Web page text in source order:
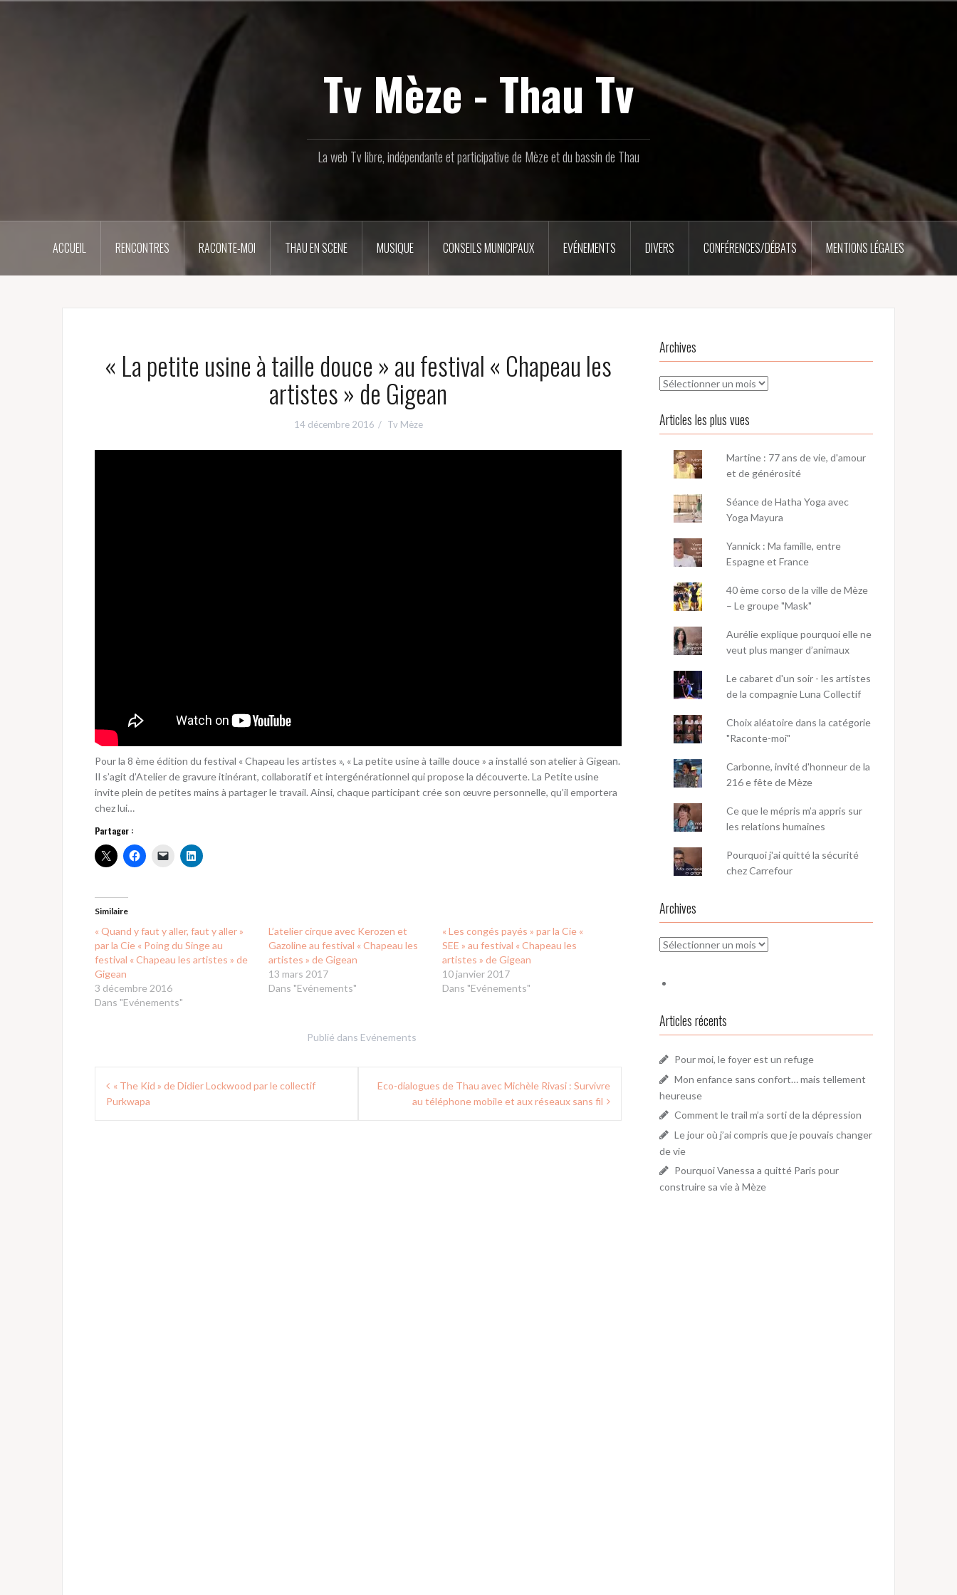
Tv Mèze - Thau Tv
La web Tv libre, indépendante et participative de Mèze et du bassin de Thau
ACCUEIL RENCONTRES RACONTE-MOI THAU EN SCENE MUSIQUE CONSEILS MUNICIPAUX EVÉNEMENTS DIVERS CONFÉRENCES/DÉBATS MENTIONS LÉGALES
« La petite usine à taille douce » au festival « Chapeau les
artistes » de Gigean
14 décembre 2016 Tv Mèze
Pour la 8 ème édition du festival « Chapeau les artistes », « La petite usine à taille douce » a installé son atelier à Gigean.
Il s’agit d’Atelier de gravure itinérant, collaboratif et intergénérationnel qui propose la découverte. La Petite usine
invite plein de petites mains à partager le travail. Ainsi, chaque participant crée son œuvre personnelle, qu’il emportera
chez lui…
Partager :
Similaire
« Quand y faut y aller, faut y aller »
par la Cie « Poing du Singe au
festival « Chapeau les artistes » de
Gigean
3 décembre 2016
Dans "Evénements"
L’atelier cirque avec Kerozen et
Gazoline au festival « Chapeau les
artistes » de Gigean
13 mars 2017
Dans "Evénements"
« Les congés payés » par la Cie «
SEE » au festival « Chapeau les
artistes » de Gigean
10 janvier 2017
Dans "Evénements"
Publié dans Evénements
Navigation
de « The Kid » de Didier Lockwood par le collectif
Purkwapa
Eco-dialogues de Thau avec Michèle Rivasi : Survivre
au téléphone mobile et aux réseaux sans fil
Archives
Archives
Articles les plus vues
Martine : 77 ans de vie, d'amour
et de générosité
Séance de Hatha Yoga avec
Yoga Mayura
Yannick : Ma famille, entre
Espagne et France
40 ème corso de la ville de Mèze
– Le groupe "Mask"
Aurélie explique pourquoi elle ne
veut plus manger d’animaux
Le cabaret d'un soir - les artistes
de la compagnie Luna Collectif
Choix aléatoire dans la catégorie
"Raconte-moi"
Carbonne, invité d'honneur de la
216 e fête de Mèze
Ce que le mépris m’a appris sur
les relations humaines
Pourquoi j'ai quitté la sécurité
chez Carrefour
Archives
Archives
Articles récents
Pour moi, le foyer est un refuge
Mon enfance sans confort… mais tellement
heureuse
Comment le trail m’a sorti de la dépression
Le jour où j’ai compris que je pouvais changer
de vie
Pourquoi Vanessa a quitté Paris pour
construire sa vie à Mèze